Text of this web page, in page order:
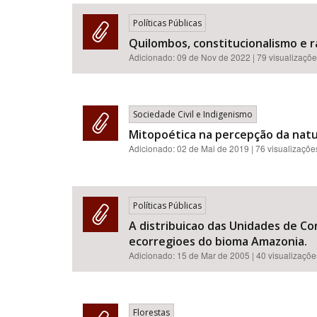
Políticas Públicas
Quilombos, constitucionalismo e
Adicionado:09 de Nov de 2022 | 79
Sociedade Civil e Indigenismo
Mitopoética na percepção da
Adicionado:02 de Mai de 2019 | 76
Políticas Públicas
A distribuicao das Unidades de
ecorregioes do bioma Amazonia.
Adicionado: 15 de Mar de 2005 | 40
Florestas